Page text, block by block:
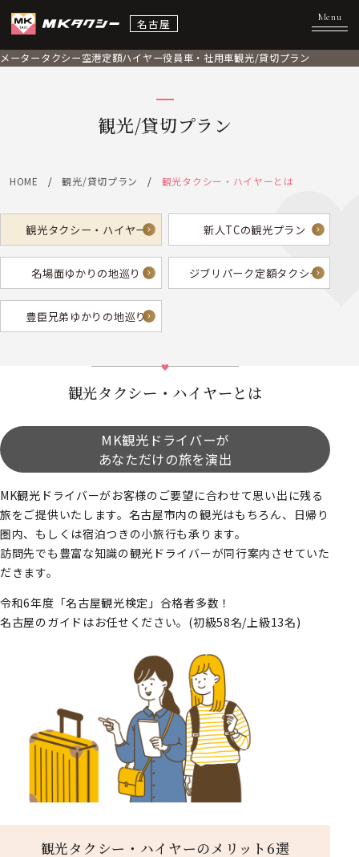
名古屋
メータータクシー空港定額ハイヤー役員車・社用車観光/貸切プラン
観光/貸切プラン
HOME 観光/貸切プラン 観光タクシー・ハイヤーとは
観光タクシー・ハイヤー 新人TCの観光プラン
名場面ゆかりの地巡り ジブリパーク定額タクシー
豊臣兄弟ゆかりの地巡り
観光タクシー・ハイヤーとは
MK観光ドライバーが
あなただけの旅を演出
MK観光ドライバーがお客様のご要望に合わせて思い出に残る
旅をご提供いたします。名古屋市内の観光はもちろん、日帰り
圏内、もしくは宿泊つきの小旅行も承ります。
訪問先でも豊富な知識の観光ドライバーが同行案内させていた
だきます。
令和6年度「名古屋観光検定」合格者多数！
名古屋のガイドはお任せください。(初級58名/上級13名)
観光タクシー・ハイヤーのメリット6選